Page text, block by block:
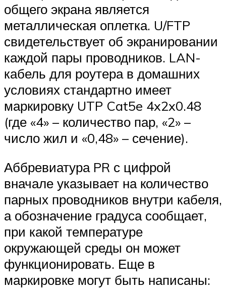
общего экрана является
металлическая оплетка. U/FTP
свидетельствует об экранировании
каждой пары проводников. LAN-
кабель для роутера в домашних
условиях стандартно имеет
маркировку UTP Cat5e 4x2x0.48
(где «4» – количество пар, «2» –
число жил и «0,48» – сечение).
Аббревиатура PR с цифрой
вначале указывает на количество
парных проводников внутри кабеля,
а обозначение градуса сообщает,
при какой температуре
окружающей среды он может
функционировать. Еще в
маркировке могут быть написаны: